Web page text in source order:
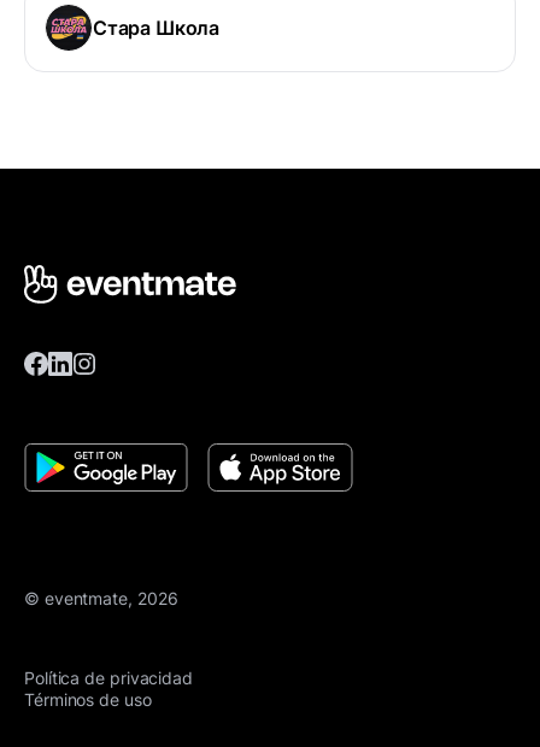
Стара Школа
© eventmate, 2026
Política de privacidad
Términos de uso